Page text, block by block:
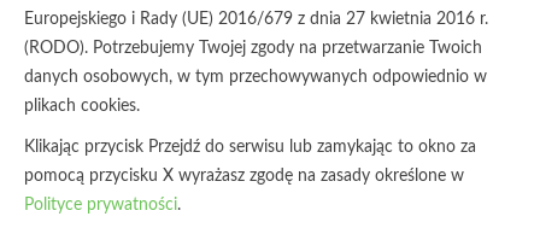
POLITYKA PRYWATNOŚCI ZASADY UDOSTĘPNIANIA
© Copyright 2017Stowarzyszenie Pracownia na rzecz
Europejskiego i Rady (UE) 2016/679 z dnia 27 kwietnia 2016 r.
(RODO). Potrzebujemy Twojej zgody na przetwarzanie Twoich
danych osobowych, w tym przechowywanych odpowiednio w
plikach cookies.
Klikając przycisk Przejdź do serwisu lub zamykając to okno za
pomocą przycisku X wyrażasz zgodę na zasady określone w
Polityce prywatności.